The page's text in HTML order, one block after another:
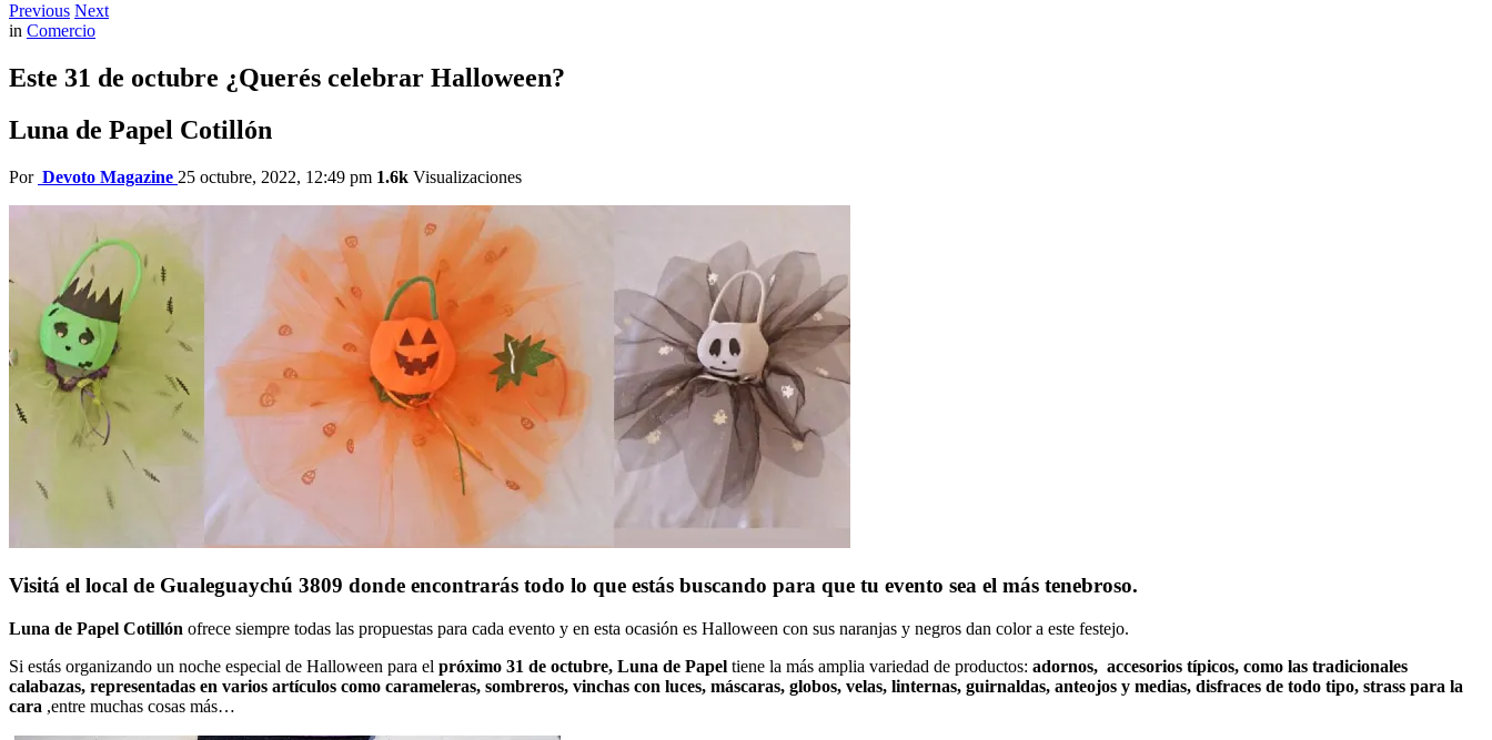
Previous Next
in Comercio
Este 31 de octubre ¿Querés celebrar Halloween?
Luna de Papel Cotillón
Por Devoto Magazine 25 octubre, 2022, 12:49 pm 1.6k Visualizaciones
Visitá el local de Gualeguaychú 3809 donde encontrarás todo lo que estás buscando para que tu evento sea el más tenebroso.
Luna de Papel Cotillón ofrece siempre todas las propuestas para cada evento y en esta ocasión es Halloween con sus naranjas y negros dan color a este festejo.
Si estás organizando un noche especial de Halloween para el próximo 31 de octubre, Luna de Papel tiene la más amplia variedad de productos: adornos, accesorios típicos, como las tradicionales
calabazas, representadas en varios artículos como carameleras, sombreros, vinchas con luces, máscaras, globos, velas, linternas, guirnaldas, anteojos y medias, disfraces de todo tipo, strass para la
cara ,entre muchas cosas más…